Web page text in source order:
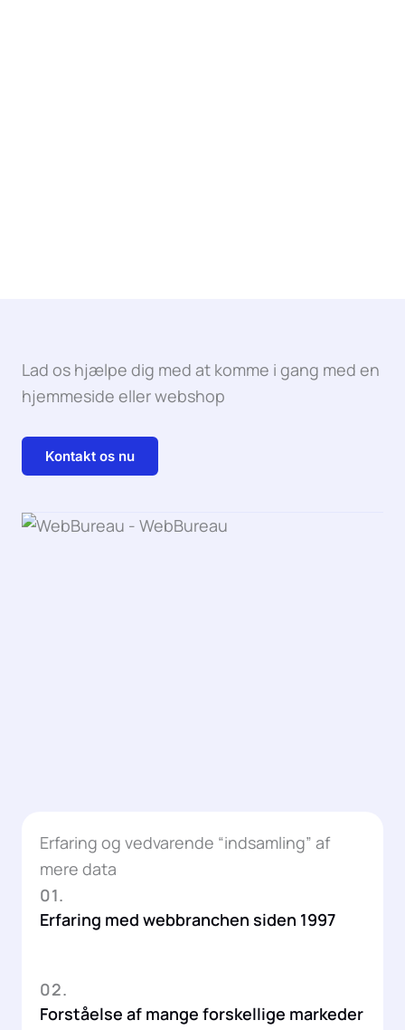
Lad os hjælpe dig med at komme i gang med en
hjemmeside eller webshop
Kontakt os nu
Erfaring og vedvarende “indsamling” af
mere data
01.
Erfaring med webbranchen siden 1997
02.
Forståelse af mange forskellige markeder